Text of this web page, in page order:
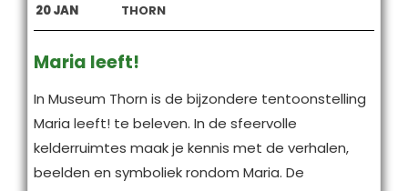
20JAN THORN
Maria leeft!
In Museum Thorn is de bijzondere tentoonstelling
Maria leeft! te beleven. In de sfeervolle
kelderruimtes maak je kennis met de verhalen,
beelden en symboliek rondom Maria. De